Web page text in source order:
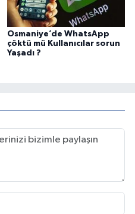
Osmaniye’de WhatsApp
çöktü mü Kullanıcılar sorun
Yaşadı ?